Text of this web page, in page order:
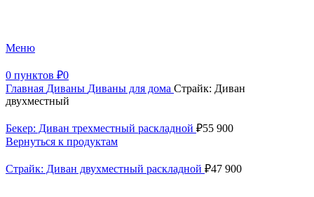
Меню
0 пунктов ₽0
Главная Диваны Диваны для дома Страйк: Диван
двухместный
Бекер: Диван трехместный раскладной ₽55 900
Вернуться к продуктам
Страйк: Диван двухместный раскладной ₽47 900